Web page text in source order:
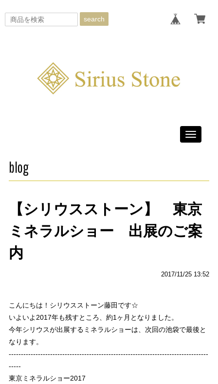
search
Toggle
blog
【シリウスストーン】 東京
ミネラルショー 出展のご案
内
2017/11/25 13:52
こんにちは！シリウスストーン藤田です☆
いよいよ2017年も残すところ、約1ヶ月となりました。
今年シリウスが出展するミネラルショーは、次回の池袋で最後と
なります。
----------------------------------------------------------------------------------
-----
東京ミネラルショー2017